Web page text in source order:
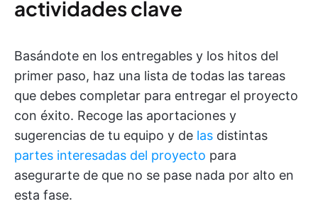
actividades clave
Basándote en los entregables y los hitos del
primer paso, haz una lista de todas las tareas
que debes completar para entregar el proyecto
con éxito. Recoge las aportaciones y
sugerencias de tu equipo y de las distintas
partes interesadas del proyecto para
asegurarte de que no se pase nada por alto en
esta fase.